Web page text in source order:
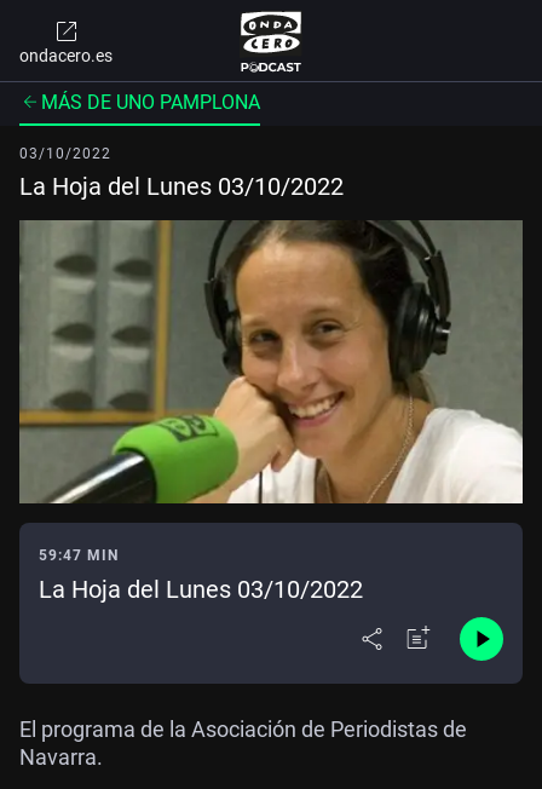
ondacero.es
MÁS DE UNO PAMPLONA
03/10/2022
La Hoja del Lunes 03/10/2022
59:47 MIN
La Hoja del Lunes 03/10/2022
El programa de la Asociación de Periodistas de
Navarra.